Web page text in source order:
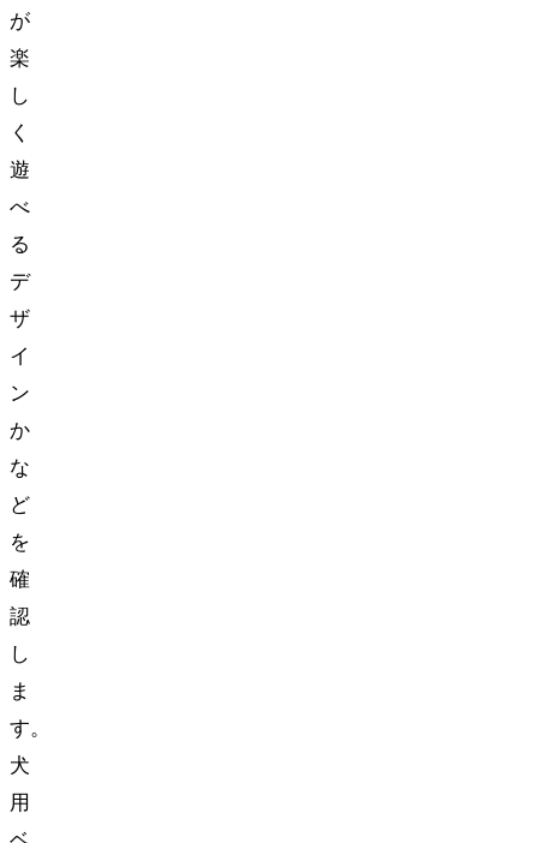
が
楽
し
く
遊
べ
る
デ
ザ
イ
ン
か
な
ど
を
確
認
し
ま
す。
犬
用